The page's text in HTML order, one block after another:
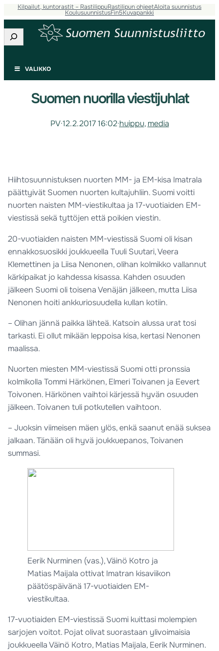
Kilpailut, kuntorastit – RastilippuRastilipun ohjeetAloita suunnistus
KoulusuunnistusFin5Kuvapankki
Etsi
VALIKKO
Suomen nuorilla viestijuhlat
PV·12.2.2017 16:02·huippu, media
Hiihtosuunnistuksen nuorten MM- ja EM-kisa Imatrala
päättyivät Suomen nuorten kultajuhliin. Suomi voitti
nuorten naisten MM-viestikultaa ja 17-vuotiaiden EM-
viestissä sekä tyttöjen että poikien viestin.
20-vuotiaiden naisten MM-viestissä Suomi oli kisan
ennakkosuosikki joukkueella Tuuli Suutari, Veera
Klemettinen ja Liisa Nenonen, olihan kolmikko vallannut
kärkipaikat jo kahdessa kisassa. Kahden osuuden
jälkeen Suomi oli toisena Venäjän jälkeen, mutta Liisa
Nenonen hoiti ankkuriosuudella kullan kotiin.
– Olihan jännä paikka lähteä. Katsoin alussa urat tosi
tarkasti. Ei ollut mikään leppoisa kisa, kertasi Nenonen
maalissa.
Nuorten miesten MM-viestissä Suomi otti pronssia
kolmikolla Tommi Härkönen, Elmeri Toivanen ja Eevert
Toivonen. Härkönen vaihtoi kärjessä hyvän osuuden
jälkeen. Toivanen tuli potkutellen vaihtoon.
– Juoksin viimeisen mäen ylös, enkä saanut enää suksea
jalkaan. Tänään oli hyvä joukkuepanos, Toivanen
summasi.
Eerik Nurminen (vas.), Väinö Kotro ja
Matias Maijala ottivat Imatran kisaviikon
päätöspäivänä 17-vuotiaiden EM-
viestikultaa.
17-vuotiaiden EM-viestissä Suomi kuittasi molempien
sarjojen voitot. Pojat olivat suorastaan ylivoimaisia
joukkueella Väinö Kotro, Matias Maijala, Eerik Nurminen.